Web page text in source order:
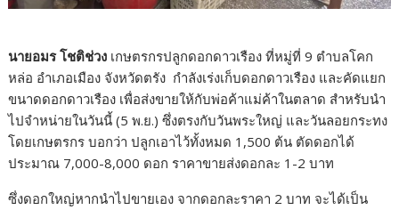
นายอมร โชติช่วง เกษตรกรปลูกดอกดาวเรือง ที่หมู่ที่ 9 ตำบลโคก
หล่อ อำเภอเมือง จังหวัดตรัง กำลังเร่งเก็บดอกดาวเรือง และคัดแยก
ขนาดดอกดาวเรือง เพื่อส่งขายให้กับพ่อค้าแม่ค้าในตลาด สำหรับนำ
ไปจำหน่ายในวันนี้ (5 พ.ย.) ซึ่งตรงกับวันพระใหญ่ และวันลอยกระทง
โดยเกษตรกร บอกว่า ปลูกเอาไว้ทั้งหมด 1,500 ต้น ตัดดอกได้
ประมาณ 7,000-8,000 ดอก ราคาขายส่งดอกละ 1-2 บาท
ซึ่งดอกใหญ่หากนำไปขายเอง จากดอกละราคา 2 บาท จะได้เป็น